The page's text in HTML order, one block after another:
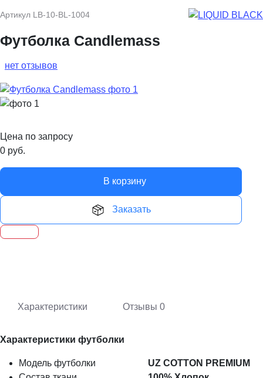
Артикул LB-10-BL-1004
Футболка Candlemass
нет отзывов
Цена по запросу
0 руб.
В корзину
Заказать
Характеристики Отзывы 0
Характеристики футболки
Модель футболки
UZ COTTON PREMIUM